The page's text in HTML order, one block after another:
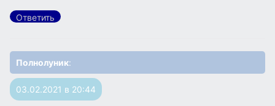
Ответить
Полнолуник:
03.02.2021 в 20:44